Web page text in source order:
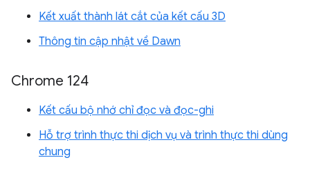
Kết xuất thành lát cắt của kết cấu 3D
Thông tin cập nhật về Dawn
Chrome 124
Kết cấu bộ nhớ chỉ đọc và đọc-ghi
Hỗ trợ trình thực thi dịch vụ và trình thực thi dùng
chung